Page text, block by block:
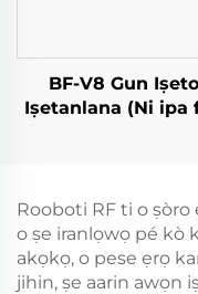
BF-V8 Gun Iṣeto
Iṣetanlana (Ni ipa
Rooboti RF ti o
o ṣe iranlọwọ pé kò
akọkọ, o pese ẹrọ
jihin, ṣe aarin awọn